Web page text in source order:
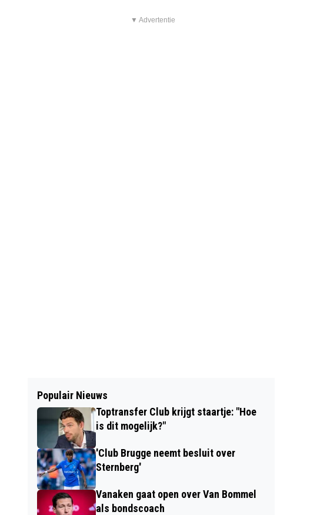
▼ Advertentie
Populair Nieuws
Toptransfer Club krijgt staartje: "Hoe
is dit mogelijk?"
'Club Brugge neemt besluit over
Sternberg'
Vanaken gaat open over Van Bommel
als bondscoach